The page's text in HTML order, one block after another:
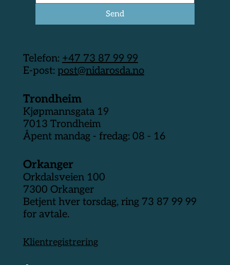
Trondheim
Kjøpmannsgata 19
7013 Trondheim
Åpent mandag - fredag: 08 - 16
Orkanger
Orkdalsveien 100
7300 Orkanger
Betjent hver torsdag, ring 73 87 99 99
for avtale.
Telefon: +47 73 87 99 99
E-post: post@nidarosda.no
Send
Klientregistrering